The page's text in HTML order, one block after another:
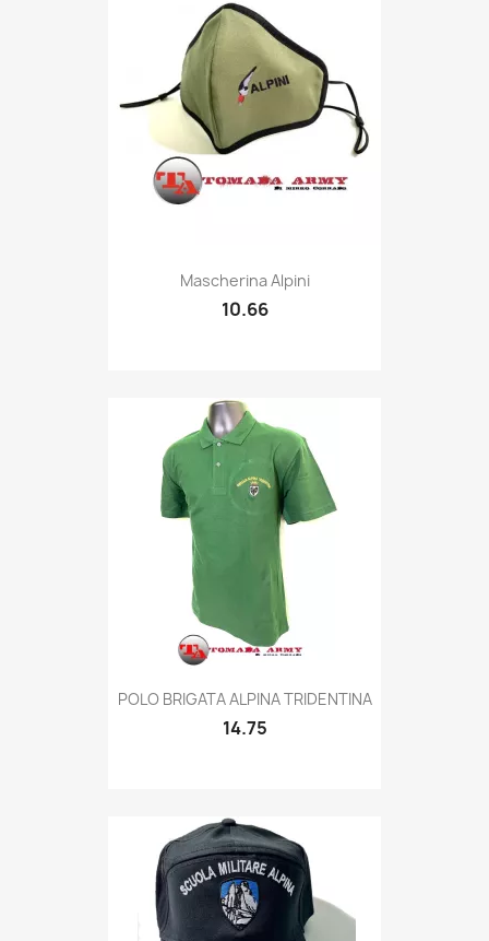
Quick view
Mascherina Alpini
10.66
Quick view
POLO BRIGATA ALPINA TRIDENTINA
14.75